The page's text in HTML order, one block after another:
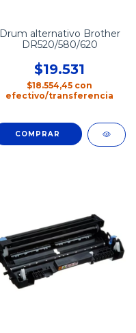
Drum alternativo Brother
DR520/580/620
$19.531
$18.554,45 con
efectivo/transferencia